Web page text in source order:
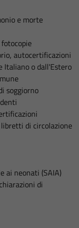
e morte
autocertificazioni
Italiano o dall'Estero
soggiorno
di circolazione
ai neonati (SAIA)
di